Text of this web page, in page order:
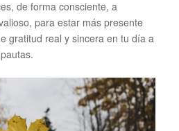
de forma consciente, a
para estar más presente
gratitud real y sincera en tu día a